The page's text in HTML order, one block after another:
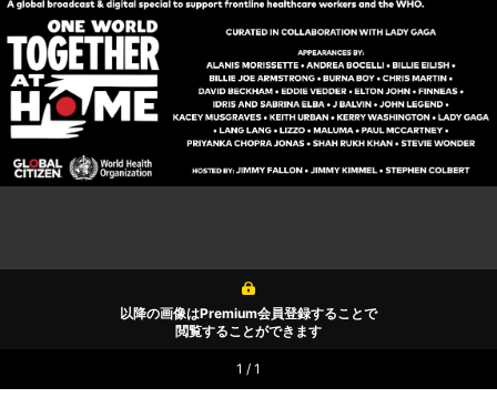
以降の画像はPremium会員登録することで
閲覧することができます
1 / 1